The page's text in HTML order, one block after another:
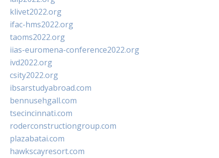
klivet2022.org
ifac-hms2022.org
taoms2022.org
iias-euromena-conference2022.org
ivd2022.org
csity2022.org
ibsarstudyabroad.com
bennusehgall.com
tsecincinnati.com
roderconstructiongroup.com
plazabatai.com
hawkscayresort.com